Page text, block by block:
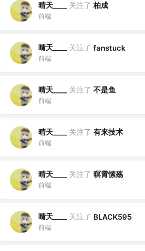
晴天____ 关注了 柏成
前端
晴天____ 关注了 fanstuck
前端
晴天____ 关注了 不是鱼
前端
晴天____ 关注了 有来技术
前端
晴天____ 关注了 暝霄愫殇
前端
晴天____ 关注了 BLACK595
前端